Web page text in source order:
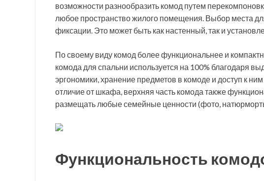
возможности разнообразить комод путем
любое пространство жилого помещения. Выбор места
фиксации. Это может быть как настенный, так и
По своему виду комод более функциональнее и
комода для спальни используется на 100% благодаря
эргономики, хранение предметов в комоде и доступ к
отличие от шкафа, верхняя часть комода также
размещать любые семейные ценности (фото,
Функциональность